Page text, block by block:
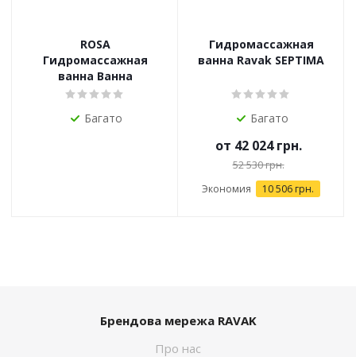
ROSA
Гидромассажная
ванна Ванна
Багато
Гидромассажная
ванна Ravak SEPTIMA
Багато
от 42 024 грн.
52 530 грн.
Экономия 10 506 грн.
Брендова мережа RAVAK
Про нас